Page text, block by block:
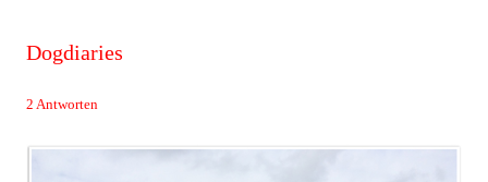
Dogdiaries
2 Antworten